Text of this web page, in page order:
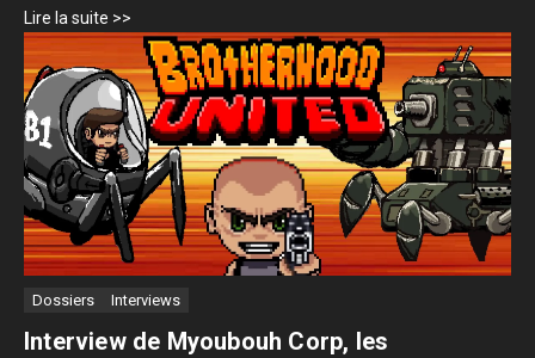
Lire la suite >>
Dossiers Interviews
Interview de Myoubouh Corp, les